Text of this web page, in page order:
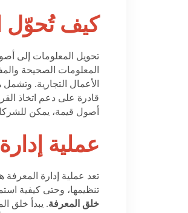
كيف تُحوّل
تحويل المعلومات إلى
المعلومات الصحيحة
الأعمال التجارية.
قادرة على دعم اتخاذ
أصول قيمة، يمكن
عملية
تعد عملية إدارة المعرفة
تنظيمها، وحتى كيفية
خلق المعرفة. يبدأ خلق